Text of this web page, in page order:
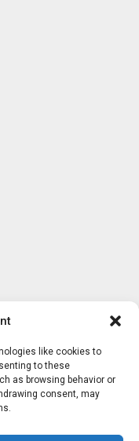
like cookies to
to these
as browsing behavior or
consent, may